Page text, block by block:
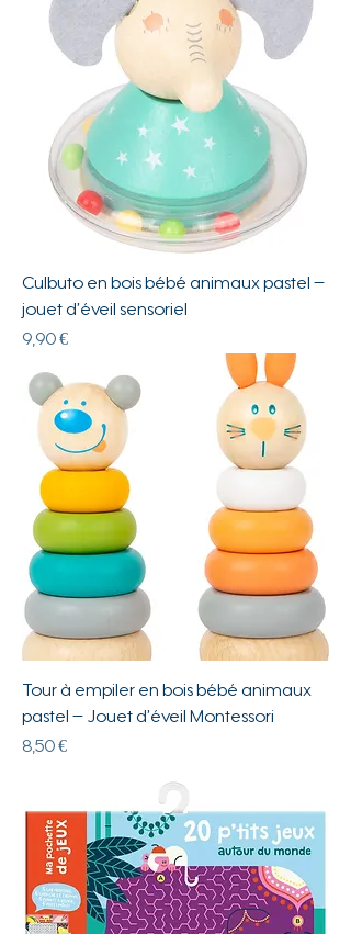
Culbuto en bois bébé animaux pastel –
jouet d’éveil sensoriel
Prix
9,90 €
Tour à empiler en bois bébé animaux
pastel – Jouet d’éveil Montessori
Prix
8,50 €